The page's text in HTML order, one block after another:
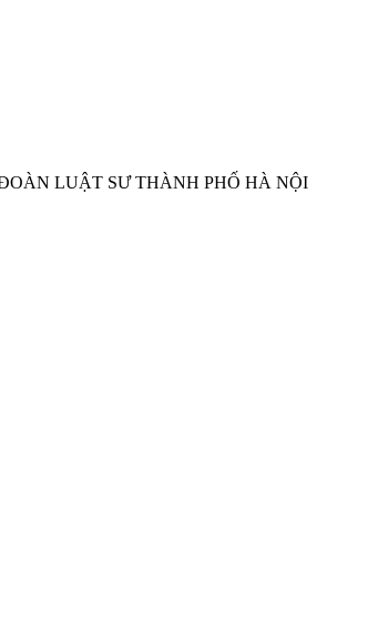
LUẬT SƯ THÀNH PHỐ HÀ NỘI